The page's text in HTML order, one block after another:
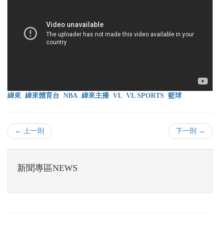
緯來 緯來體育台 NBA 緯來主播 VL VL SPORTS 籃球
← 上一則 下一則 →
新聞專區NEWS